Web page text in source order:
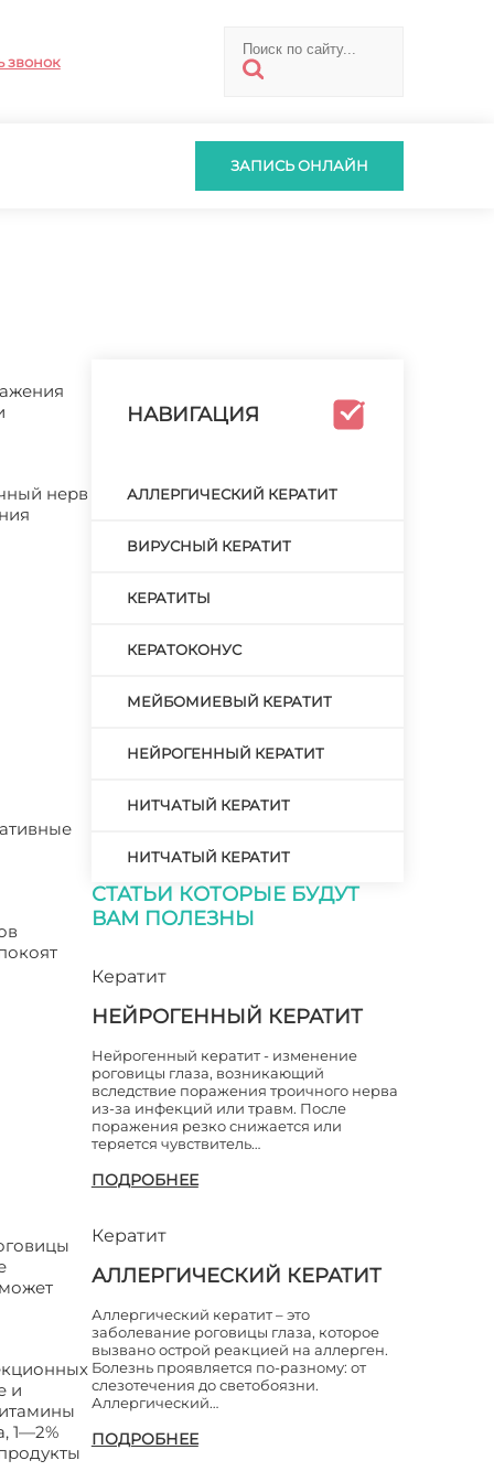
звонок
ЗАПИСЬ ОНЛАЙН
нерв
и
1—2%
НАВИГАЦИЯ
АЛЛЕРГИЧЕСКИЙ КЕРАТИТ
ВИРУСНЫЙ КЕРАТИТ
КЕРАТИТЫ
КЕРАТОКОНУС
МЕЙБОМИЕВЫЙ КЕРАТИТ
НЕЙРОГЕННЫЙ КЕРАТИТ
НИТЧАТЫЙ КЕРАТИТ
НИТЧАТЫЙ КЕРАТИТ
СТАТЬИ КОТОРЫЕ БУДУТ
ВАМ ПОЛЕЗНЫ
Кератит
НЕЙРОГЕННЫЙ КЕРАТИТ
Нейрогенный кератит - изменение
роговицы глаза, возникающий
вследствие поражения троичного нерва
из-за инфекций или травм. После
поражения резко снижается или
теряется чувствитель…
ПОДРОБНЕЕ
Кератит
АЛЛЕРГИЧЕСКИЙ КЕРАТИТ
Аллергический кератит – это
заболевание роговицы глаза, которое
вызвано острой реакцией на аллерген.
Болезнь проявляется по-разному: от
слезотечения до светобоязни.
Аллергический…
ПОДРОБНЕЕ